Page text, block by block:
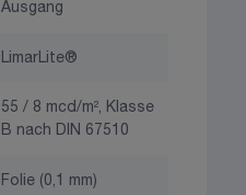
Ausgang
LimarLite®
55 / 8 mcd/m², Klasse
B nach DIN 67510
Folie (0,1 mm)